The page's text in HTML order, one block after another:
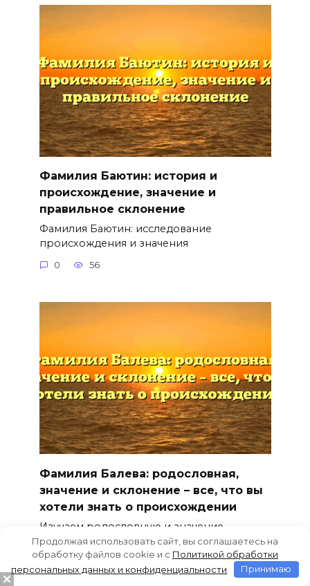
Фамилия Баютин: история и
происхождение, значение и
правильное склонение
Фамилия Баютин: исследование
происхождения и значения
0 56
Фамилия Балева: родословная,
значение и склонение – все, что вы
хотели знать о происхождении
Изучаем родословную и значение
фамилии Балева: интересные
Продолжая использовать сайт, вы соглашаетесь на
обработку файлов cookie и c Политикой обработки
персональных данных и конфиденциальности
Принимаю